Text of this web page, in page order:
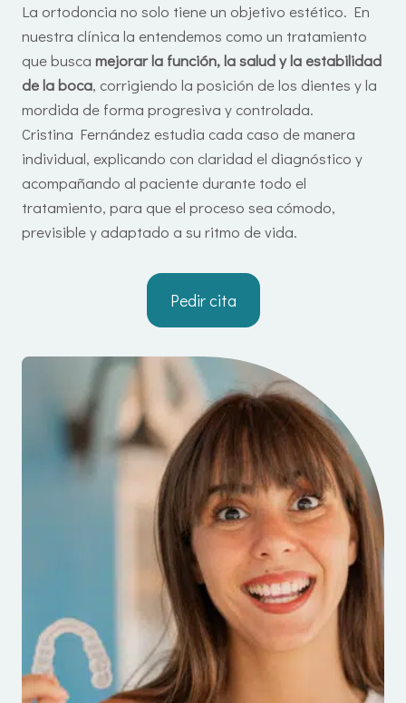
La ortodoncia no solo tiene un objetivo estético. En
nuestra clínica la entendemos como un tratamiento
que busca mejorar la función, la salud y la estabilidad
de la boca, corrigiendo la posición de los dientes y la
mordida de forma progresiva y controlada.
Cristina Fernández estudia cada caso de manera
individual, explicando con claridad el diagnóstico y
acompañando al paciente durante todo el
tratamiento, para que el proceso sea cómodo,
previsible y adaptado a su ritmo de vida.
Pedir cita